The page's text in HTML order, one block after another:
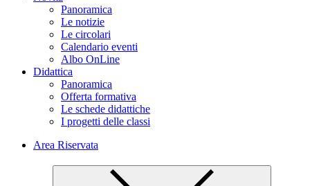
Panoramica
Le notizie
Le circolari
Calendario eventi
Albo OnLine
Didattica
Panoramica
Offerta formativa
Le schede didattiche
I progetti delle classi
Area Riservata